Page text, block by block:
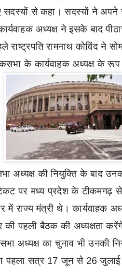
सदस्यों से कहा। सदस्यों ने
अध्यक्ष ने इसके बाद
राष्ट्रपति रामनाथ कोविंद ने
के कार्यवाहक अध्यक्ष के
अध्यक्ष की नियुक्ति के बाद
पर मध्य प्रदेश के टीकमगढ़
में राज्य मंत्री थे। कार्यवाहक
पहली बैठक की अध्यक्षता करेंगे
अध्यक्ष का चुनाव भी उनकी
पहला सत्र 17जून से 26